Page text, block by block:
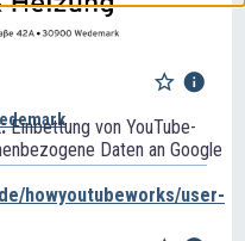
Einbettung von YouTube-
Daten an Google
howyoutubeworks/user-